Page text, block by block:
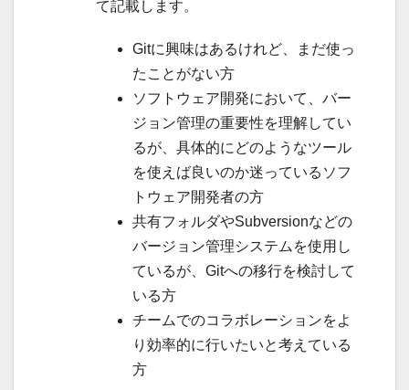
て記載します。
Gitに興味はあるけれど、まだ使っ
たことがない方
ソフトウェア開発において、バー
ジョン管理の重要性を理解してい
るが、具体的にどのようなツール
を使えば良いのか迷っているソフ
トウェア開発者の方
共有フォルダやSubversionなどの
バージョン管理システムを使用し
ているが、Gitへの移行を検討して
いる方
チームでのコラボレーションをよ
り効率的に行いたいと考えている
方